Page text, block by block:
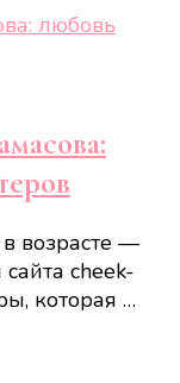
возрасте —
cheek-
которая …